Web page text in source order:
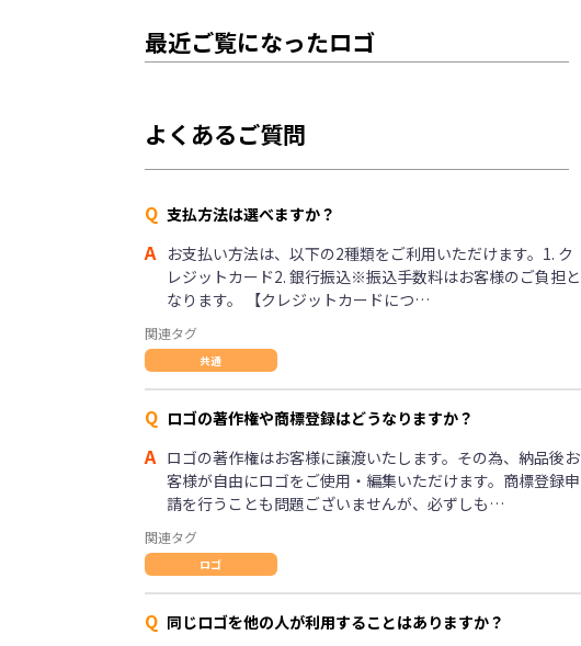
最近ご覧になったロゴ
よくあるご質問
Q 支払方法は選べますか？
A お支払い方法は、以下の2種類をご利用いただけます。1. ク
レジットカード2. 銀行振込※振込手数料はお客様のご負担と
なります。 【クレジットカードにつ…
関連タグ
共通
Q ロゴの著作権や商標登録はどうなりますか？
A ロゴの著作権はお客様に譲渡いたします。その為、納品後お
客様が自由にロゴをご使用・編集いただけます。商標登録申
請を行うことも問題ございませんが、必ずしも…
関連タグ
ロゴ
Q 同じロゴを他の人が利用することはありますか？